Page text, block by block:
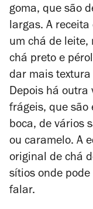
goma, que são
largas. A
um chá de leite,
chá preto e
dar mais
Depois há outra
frágeis, que são
boca, de vários
ou caramelo. A
original de chá
sítios onde
falar.